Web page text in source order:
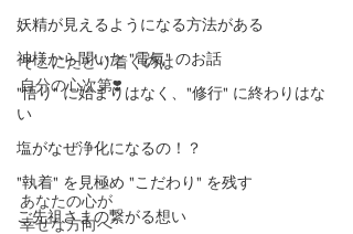
妖精が見えるようになる方法がある
神様から聞いた "電氣" のお話
"悟り" に始まりはなく、"修行" に終わりはな
い
塩がなぜ浄化になるの！？
"執着" を見極め "こだわり" を残す
ご先祖さまの繋がる想い
そこにたどり着くのは
自分の心次第❣️
あなたの心が
幸せな方向へ